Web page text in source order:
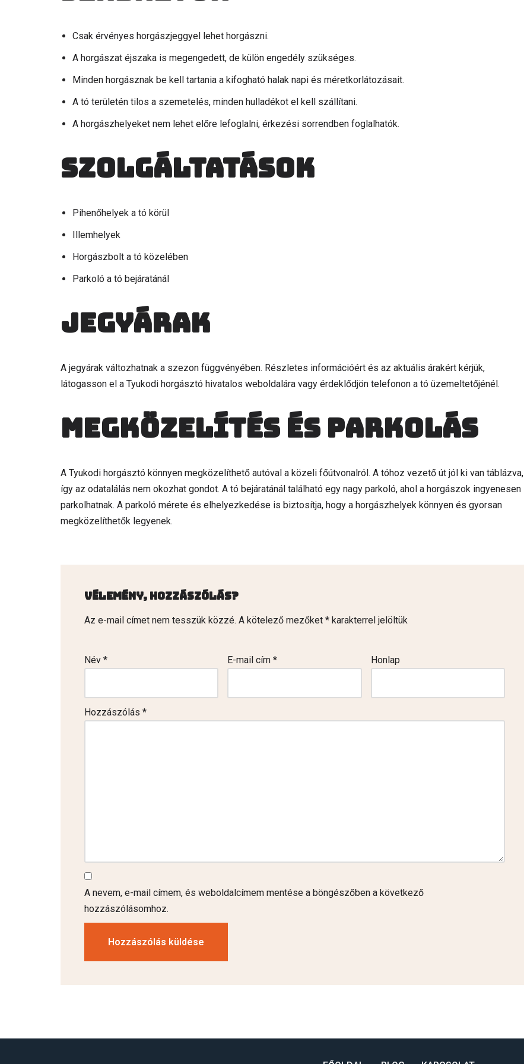
Csak érvényes horgászjeggyel lehet horgászni.
A horgászat éjszaka is megengedett, de külön engedély szükséges.
Minden horgásznak be kell tartania a kifogható halak napi és méretkorlátozásait.
A tó területén tilos a szemetelés, minden hulladékot el kell szállítani.
A horgászhelyeket nem lehet előre lefoglalni, érkezési sorrendben foglalhatók.
Szolgáltatások
Pihenőhelyek a tó körül
Illemhelyek
Horgászbolt a tó közelében
Parkoló a tó bejáratánál
Jegyárak
A jegyárak változhatnak a szezon függvényében. Részletes információért és az aktuális árakért kérjük,
látogasson el a Tyukodi horgásztó hivatalos weboldalára vagy érdeklődjön telefonon a tó üzemeltetőjénél.
Megközelítés és parkolás
A Tyukodi horgásztó könnyen megközelíthető autóval a közeli főútvonalról. A tóhoz vezető út jól ki van táblázva,
így az odatalálás nem okozhat gondot. A tó bejáratánál található egy nagy parkoló, ahol a horgászok ingyenesen
parkolhatnak. A parkoló mérete és elhelyezkedése is biztosítja, hogy a horgászhelyek könnyen és gyorsan
megközelíthetők legyenek.
Vélemény, hozzászólás?
Az e-mail címet nem tesszük közzé. A kötelező mezőket * karakterrel jelöltük
Név * E-mail cím* Honlap
Hozzászólás *
A nevem, e-mail címem, és weboldalcímem mentése a böngészőben a következő
hozzászólásomhoz.